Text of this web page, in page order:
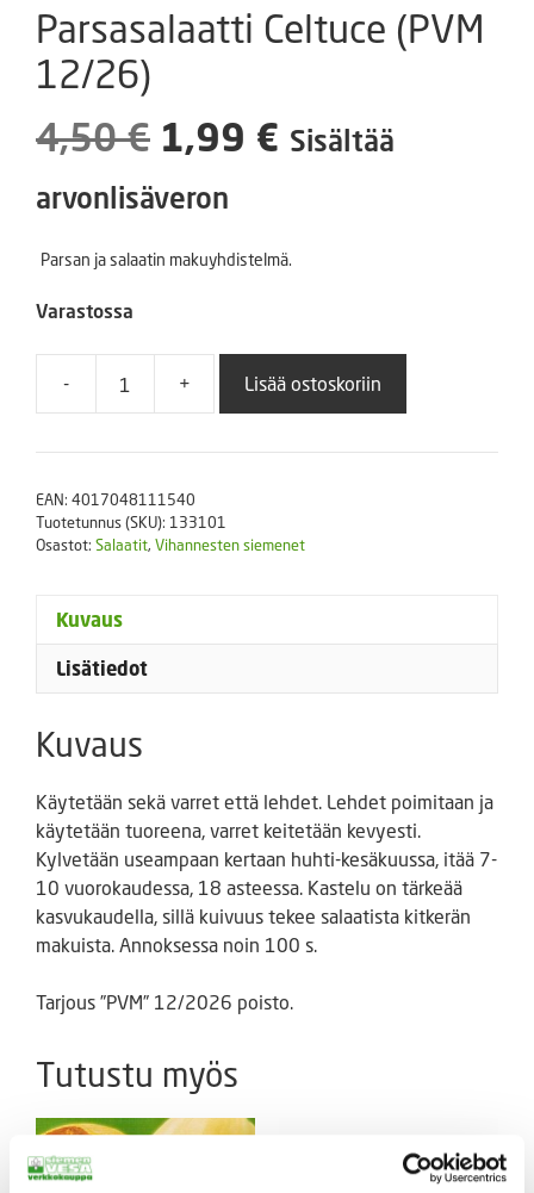
Parsasalaatti Celtuce (PVM
12/26)
4,50€ Alkuperäinen
hinta
oli:
1,99 € Nykyinen
on:
Sisältää
arvonlisäveron
Parsan ja salaatin makuyhdistelmä.
Varastossa
-
Parsasalaatti
(PVM
määrä
+ Lisää ostoskoriin
EAN: 4017048111540
Tuotetunnus (SKU): 133101
Osastot: Salaatit, Vihannesten siemenet
Kuvaus
Lisätiedot
Kuvaus
Käytetään sekä varret että lehdet. Lehdet poimitaan ja
käytetään tuoreena, varret keitetään kevyesti.
Kylvetään useampaan kertaan huhti-kesäkuussa, itää 7-
10 vuorokaudessa, 18 asteessa. Kastelu on tärkeää
kasvukaudella, sillä kuivuus tekee salaatista kitkerän
makuista. Annoksessa noin 100 s.
Tarjous ”PVM” 12/2026 poisto.
Tutustu myös